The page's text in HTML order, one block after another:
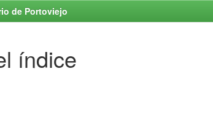
de Portoviejo
índice